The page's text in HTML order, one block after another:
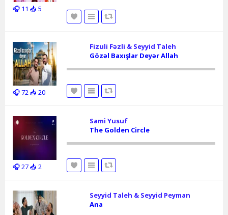
🎧 11 📥 5
🎧 72📥 20
Fizuli Fəzli & Seyyid Taleh
Gözəl Baxışlar Deyər Allah
🎧 27📥 2
Sami Yusuf
The Golden Circle
Seyyid Taleh & Seyyid Peyman
Ana